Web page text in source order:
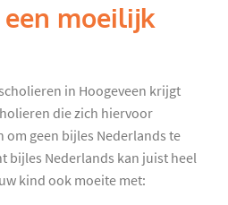
moeilijk
in Hoogeveen krijgt
die zich hiervoor
om geen bijles Nederlands te
bijles Nederlands kan juist heel
kind ook moeite met: